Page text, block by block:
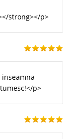
strong></p>
p>